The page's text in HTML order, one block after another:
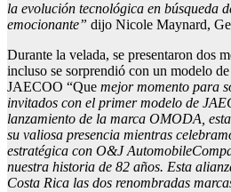
la evolución tecnológica en búsqueda
emocionante” dijo Nicole Maynard,
Durante la velada, se presentaron dos
incluso se sorprendió con un modelo
JAECOO “Que mejor momento para
invitados con el primer modelo de
lanzamiento de la marca OMODA,
su valiosa presencia mientras
estratégica con O&JAutomobile
nuestra historia de 82 años. Esta
Costa Rica las dos renombradas